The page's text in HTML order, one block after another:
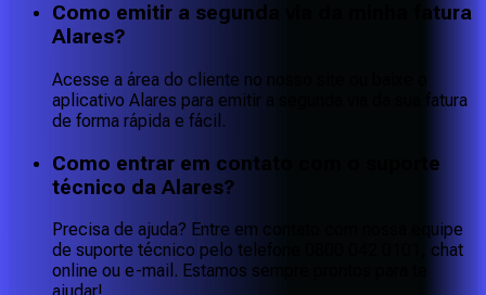
Como emitir a segunda via da minha fatura
Alares?
Acesse a área do cliente no nosso site ou baixe o
aplicativo Alares para emitir a segunda via da sua fatura
de forma rápida e fácil.
Como entrar em contato com o suporte
técnico da Alares?
Precisa de ajuda? Entre em contato com nossa equipe
de suporte técnico pelo telefone 0800 042 0101, chat
online ou e-mail. Estamos sempre prontos para te